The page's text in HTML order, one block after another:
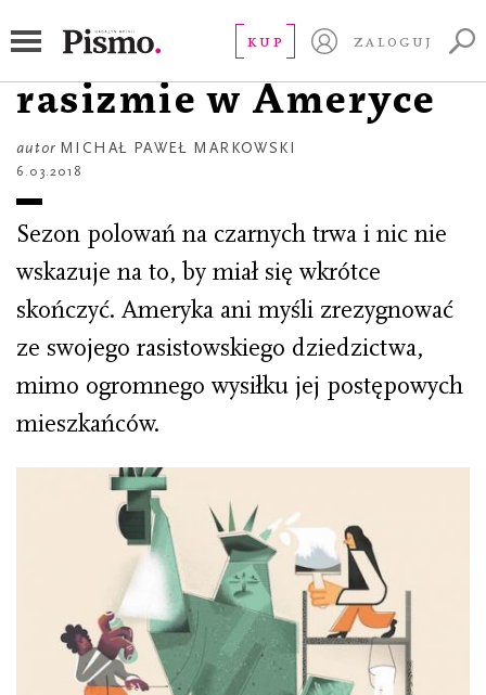
KUP ZALOGUJ
Sezon polowań. O
rasizmie w Ameryce
autor MICHAŁ PAWEŁ MARKOWSKI
6.03.2018
Sezon polowań na czarnych trwa i nic nie
wskazuje na to, by miał się wkrótce
skończyć. Ameryka ani myśli zrezygnować
ze swojego rasistowskiego dziedzictwa,
mimo ogromnego wysiłku jej postępowych
mieszkańców.